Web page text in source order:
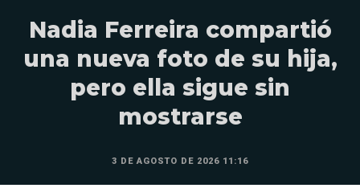
Nadia Ferreira compartió
una nueva foto de su hija,
pero ella sigue sin
mostrarse
3 DE AGOSTO DE 2026 11:16